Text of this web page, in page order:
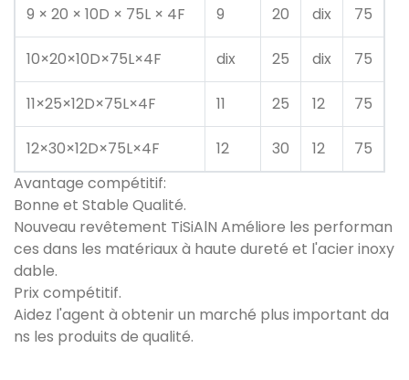
9 × 20 × 10D × 75L × 4F 9 20 dix 75
10×20×10D×75L×4F dix 25 dix 75
11×25×12D×75L×4F 11 25 12 75
12×30×12D×75L×4F 12 30 12
75
Avantage compétitif:
Bonne et Stable Qualité.
Nouveau revêtement TiSiAlN Améliore les performan
ces dans les matériaux à haute dureté et l'acier inoxy
dable.
Prix ​​compétitif.
Aidez l'agent à obtenir un marché plus important da
ns les produits de qualité.